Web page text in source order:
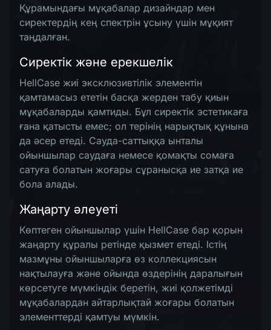
Құрамындағы мұқабалар дизайндар мен
сиректердің кең спектрін ұсыну үшін мұқият
таңдалған.
Сиректік және ерекшелік
HellCase жиі эксклюзивтілік элементін
қамтамасыз ететін басқа жерден табу қиын
мұқабаларды қамтиды. Бұл сиректік эстетикаға
ғана қатысты емес; ол терінің нарықтық құнына
да әсер етеді. Сауда-саттыққа ынталы
ойыншылар саудаға немесе қомақты сомаға
сатуға болатын жоғары сұранысқа ие затқа ие
бола алады.
Жаңарту әлеуеті
Көптеген ойыншылар үшін HellCase бар қорын
жаңарту құралы ретінде қызмет етеді. Істің
мазмұны ойыншыларға өз коллекциясын
нақтылауға және ойында өздерінің даралығын
көрсетуге мүмкіндік беретін, жиі қолжетімді
мұқабалардан айтарлықтай жоғары болатын
элементтерді қамтуы мүмкін.